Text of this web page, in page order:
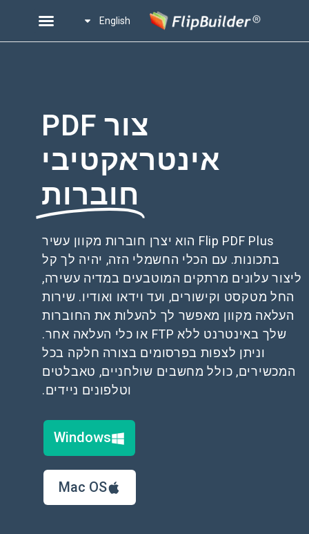
English
צור PDF
אינטראקטיבי
חוברות
Flip PDF Plus הוא יצרן חוברות מקוון עשיר
בתכונות. עם הכלי החשמלי הזה, יהיה לך קל
ליצור עלונים מרתקים המוטבעים במדיה עשירה,
החל מטקסט וקישורים, ועד וידאו ואודיו. שירות
העלאה מקוון מאפשר לך להעלות את החוברות
שלך באינטרנט ללא FTP או כלי העלאה אחר.
וניתן לצפות בפרסומים בצורה חלקה בכל
המכשירים, כולל מחשבים שולחניים, טאבלטים
וטלפונים ניידים.
Windows
Mac OS